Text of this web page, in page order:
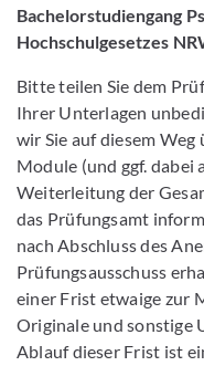
Bachelorstudiengang
Hochschulgesetzes
Bitte teilen Sie dem
Ihrer Unterlagen
wir Sie auf diesem
Module (und ggf.
Weiterleitung der
das Prüfungsamt
nach Abschluss des
Prüfungsausschuss
einer Frist etwaige zur
Originale und sonstige
Ablauf dieser Frist ist